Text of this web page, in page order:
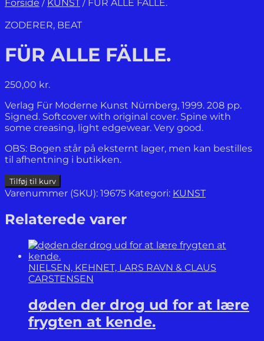
Forside / KUNST / FÜR ALLE FÄLLE.
ZODERER, BEAT
FÜR ALLE FÄLLE.
250,00 kr.
Verlag Für Moderne Kunst Nürnberg, 1999. 208 pp.
Signed. Softcover with original cover. Spine with
some creasing, light edgewear. Very good.
OBS: Bogen står på eksternt lager, men kan bestilles
til afhentning i butikken.
FÜR
ALLE
antal
Tilføj til kurv
Varenummer (SKU): 19675 Kategori: KUNST
Relaterede varer
NIELSEN, KEHNET, LARS RAVN & CLAUS
CARSTENSEN
døden der drog ud for at lære
frygten at kende.